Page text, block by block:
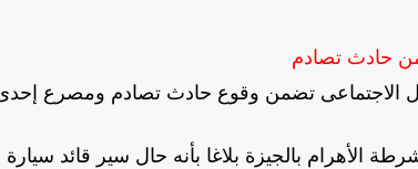
حادث تصادم
الاجتماعى تضمن وقوع حادث تصادم ومصرع
الجارى تلقي قسم شرطة الأهرام بالجيزة بلاغا بأنه حال سير قائد